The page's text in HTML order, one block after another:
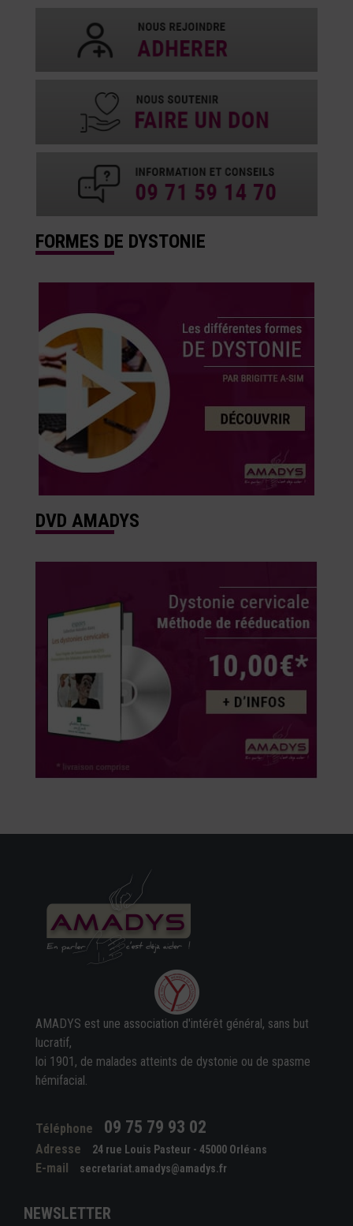
FORMES DE DYSTONIE
DVD AMADYS
AMADYS est une association d'intérêt général, sans but
lucratif,
loi 1901, de malades atteints de dystonie ou de spasme
hémifacial.
Téléphone 09 75 79 93 02
Adresse 24 rue Louis Pasteur - 45000 Orléans
E-mail secretariat.amadys@amadys.fr
NEWSLETTER